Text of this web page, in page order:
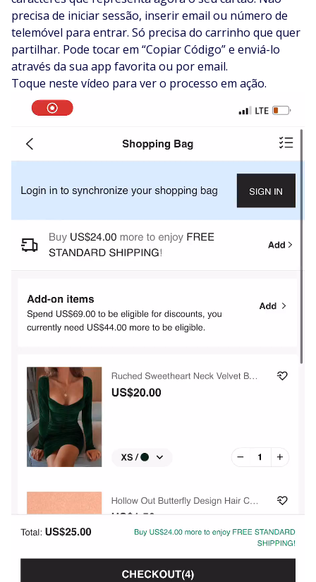
precisa de iniciar sessão, inserir email ou número de
telemóvel para entrar. Só precisa do carrinho que quer
partilhar. Pode tocar em “Copiar Código” e enviá-lo
através da sua app favorita ou por email.
Toque neste vídeo para ver o processo em ação.